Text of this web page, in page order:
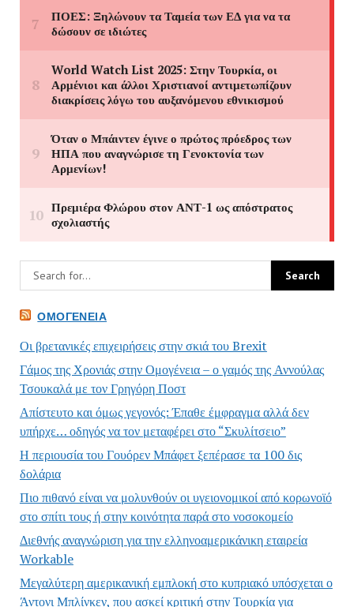
ΟΜΟΓΈΝΕΙΑ
Οι βρετανικές επιχειρήσεις στην σκιά του Brexit
Γάμος της Χρονιάς στην Ομογένεια – ο γαμός της Αννούλας
Τσουκαλά με τον Γρηγόρη Ποστ
Απίστευτο και όμως γεγονός: Έπαθε έμφραγμα αλλά δεν
υπήρχε… οδηγός να τον μεταφέρει στο “Σκυλίτσειο”
Η περιουσία του Γουόρεν Μπάφετ ξεπέρασε τα 100 δις
δολάρια
Πιο πιθανό είναι να μολυνθούν οι υγειονομικοί από κορωνοϊό
στο σπίτι τους ή στην κοινότητα παρά στο νοσοκομείο
Διεθνής αναγνώριση για την ελληνοαμερικάνικη εταιρεία
Workable
Μεγαλύτερη αμερικανική εμπλοκή στο κυπριακό υπόσχεται ο
Άντονι Μπλίνκεν, που ασκεί κριτική στην Τουρκία για